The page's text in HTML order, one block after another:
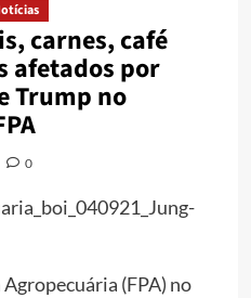
carnes, café
afetados por
Trump no
0
(FPA) no